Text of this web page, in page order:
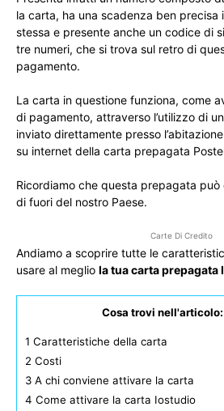
la carta, ha una scadenza ben precisa
stessa e presente anche un codice di
tre numeri, che si trova sul retro di
pagamento.
La carta in questione funziona, come
di pagamento, attraverso l’utilizzo di
inviato direttamente presso
su internet della carta prepagata
Ricordiamo che questa prepagata può
di fuori del nostro Paese.
Carte Di Credito
Andiamo a scoprire tutte le
usare al meglio la tua carta prepagata
Cosa trovi nell'articolo:
1 Caratteristiche della carta
2 Costi
3 A chi conviene attivare la carta
4 Come attivare la carta Iostudio